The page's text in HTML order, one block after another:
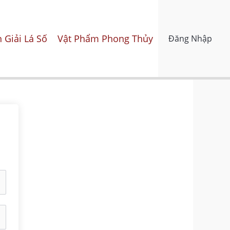
Giải Lá Số Vật Phẩm Phong Thủy Đăng Nhập